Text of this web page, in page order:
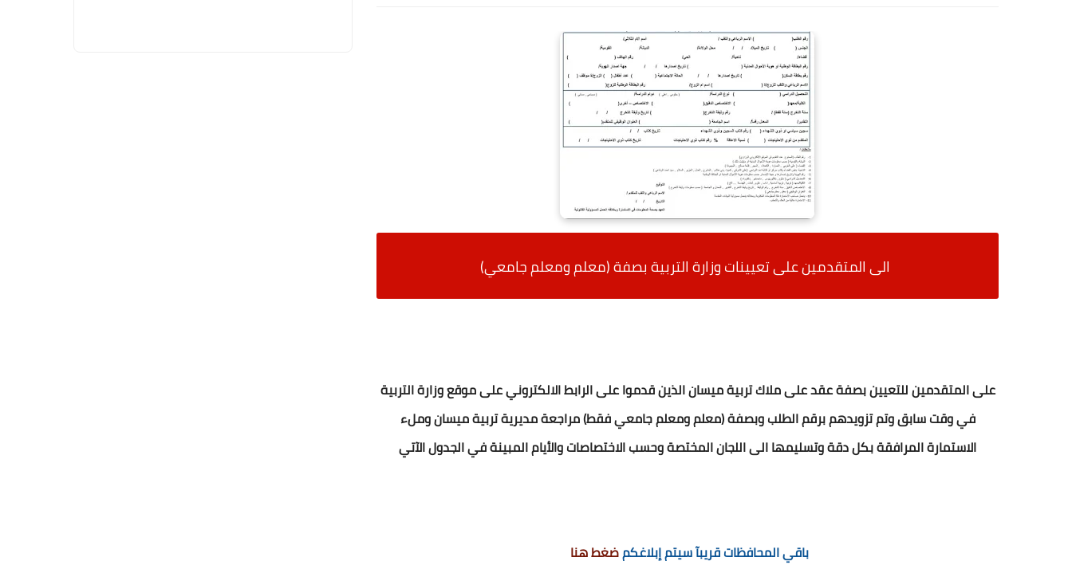
الى المتقدمين على تعيينات وزارة التربية بصفة (معلم ومعلم جامعي)
على المتقدمين للتعيين بصفة عقد على ملاك تربية ميسان الذين قدموا على الرابط الالكتروني على موقع وزارة التربية
في وقت سابق وتم تزويدهم برقم الطلب وبصفة (معلم ومعلم جامعي فقط) مراجعة مديرية تربية ميسان وملء
الاستمارة المرافقة بكل دقة وتسليمها الى اللجان المختصة وحسب الاختصاصات والأيام المبينة في الجدول الآتي
باقي المحافظات قريبآ سيتم إبلاغكمضغط هنا